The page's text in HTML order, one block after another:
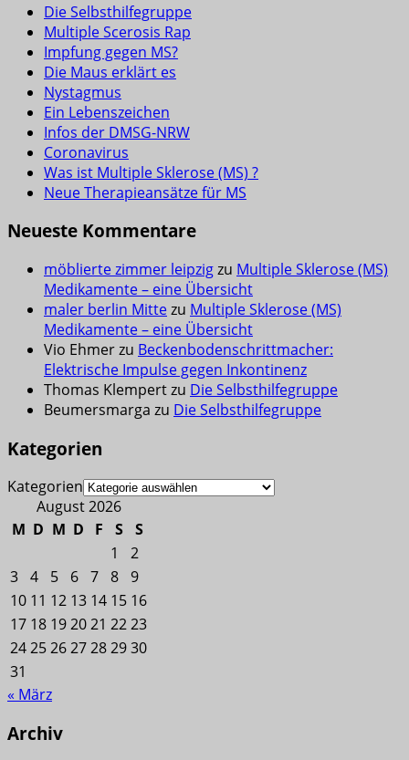
Die Selbsthilfegruppe
Multiple Scerosis Rap
Impfung gegen MS?
Die Maus erklärt es
Nystagmus
Ein Lebenszeichen
Infos der DMSG-NRW
Coronavirus
Was ist Multiple Sklerose (MS) ?
Neue Therapieansätze für MS
Neueste Kommentare
möblierte zimmer leipzigzu Multiple Sklerose (MS)
Medikamente – eine Übersicht
maler berlin Mittezu Multiple Sklerose (MS)
Medikamente – eine Übersicht
Vio Ehmerzu Beckenbodenschrittmacher:
Elektrische Impulse gegen Inkontinenz
Thomas Klempertzu Die Selbsthilfegruppe
Beumersmarga zu Die Selbsthilfegruppe
Kategorien
Kategorien
August 2026
M D M D F S
S
1
2
3 4 5 6 7 8 9
10 11 12 13 14 15 16
17 18 192021 2223
24252627282930
31
« März
Archiv